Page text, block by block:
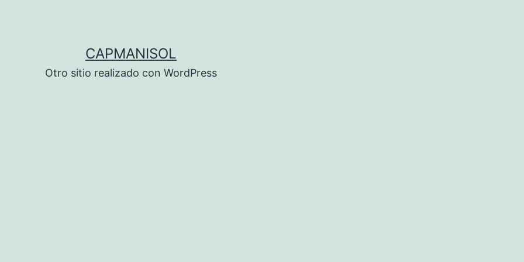
CAPMANISOL
Otro sitio realizado con WordPress